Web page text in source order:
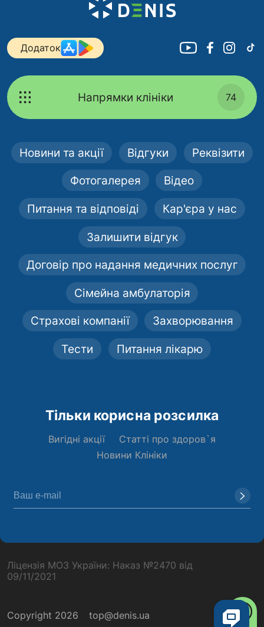
Додаток
Напрямки клініки 74
Новини та акції Відгуки Реквізити
Фотогалерея Відео
Питання та відповіді Кар'єра у нас
Залишити відгук
Договір про надання медичних послуг
Сімейна амбулаторія
Страхові компанії Захворювання
Тести Питання лікарю
Тільки корисна розсилка
Вигідні акції
Статті про здоров`я
Новини Клініки
Copyright 2026 top@denis.ua
Ліцензія МОЗ України: Наказ №2470 від
09/11/2021